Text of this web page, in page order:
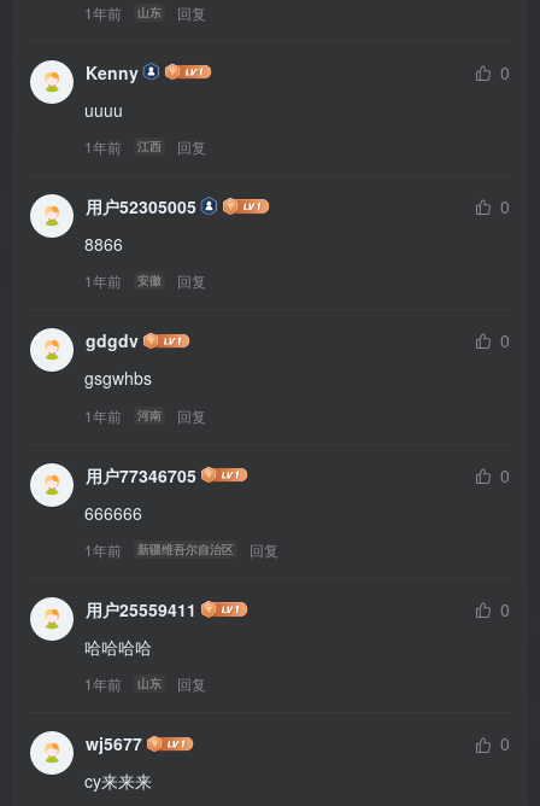
1年前 山东 回复
Kenny
0
uuuu
1年前 江西 回复
用户52305005
0
8866
1年前 安徽 回复
gdgdv
0
gsgwhbs
1年前 河南 回复
用户77346705
0
666666
1年前 新疆维吾尔自治区 回复
用户25559411
0
哈哈哈哈
1年前 山东 回复
wj5677
0
cy来来来